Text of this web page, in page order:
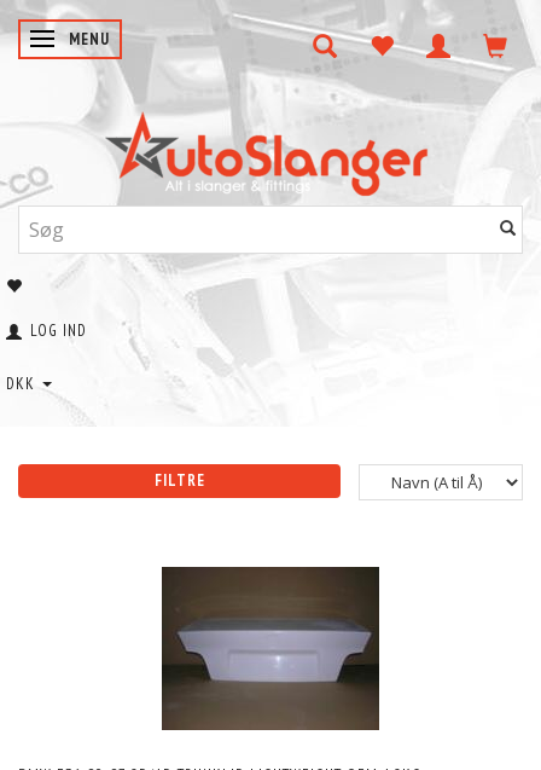
SKIFTE NAVIGATION
MENU
LOG IND
DKK
FILTRE